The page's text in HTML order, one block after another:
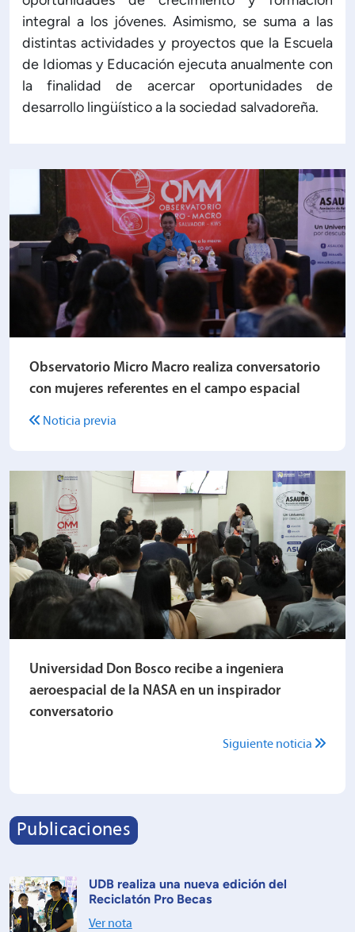
integral a los jóvenes. Asimismo, se suma a las
distintas actividades y proyectos que la Escuela
de Idiomas y Educación ejecuta anualmente con
la finalidad de acercar oportunidades de
desarrollo lingüístico a la sociedad salvadoreña.
Observatorio Micro Macro realiza conversatorio
con mujeres referentes en el campo espacial
Noticia previa
Universidad Don Bosco recibe a ingeniera
aeroespacial de la NASA en un inspirador
conversatorio
Siguiente noticia
Publicaciones
UDB realiza una nueva edición del
Reciclatón Pro Becas
Ver nota